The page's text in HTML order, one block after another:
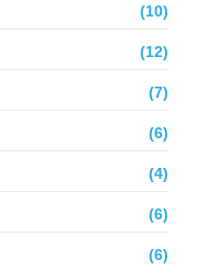
(10)
(12)
(7)
(6)
(4)
(6)
(6)